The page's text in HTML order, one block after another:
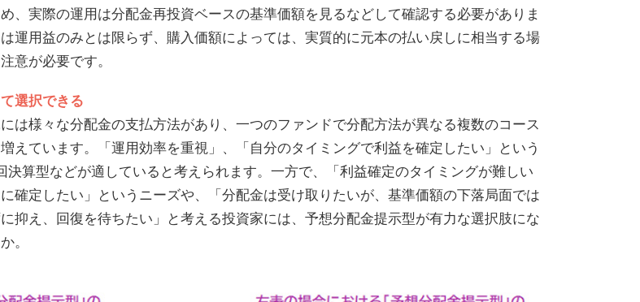
、実際の運用は分配金再投資ベースの基準価額を見るなどして確認する必要がありま
運用益のみとは限らず、購入価額によっては、実質的に元本の払い戻しに相当する場
意が必要です。
選択できる
は様々な分配金の支払方法があり、一つのファンドで分配方法が異なる複数のコース
えています。「運用効率を重視」、「自分のタイミングで利益を確定したい」という
決算型などが適していると考えられます。一方で、「利益確定のタイミングが難しい
確定したい」というニーズや、「分配金は受け取りたいが、基準価額の下落局面では
抑え、回復を待ちたい」と考える投資家には、予想分配金提示型が有力な選択肢にな
。